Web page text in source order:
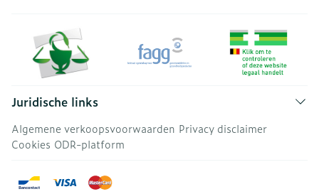
Juridische links
Algemene verkoopsvoorwaarden Privacy disclaimer
Cookies ODR-platform